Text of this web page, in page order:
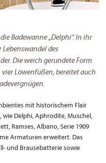
Badewanne „Delphi“. In ihr
des
Die weich gerundete Form
Löwenfüßen, bereitet auch
mit historischem Flair
wie Delphi, Aphrodite, Muschel,
Ramses, Albano, Serie 1909
Armaturen erweitert. Das
und Brausebatterie sowie